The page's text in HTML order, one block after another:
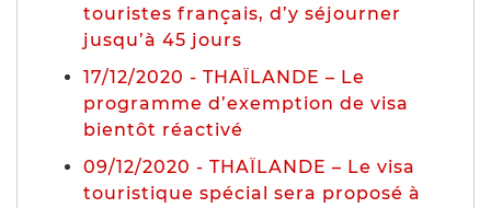
touristes français, d’y séjourner
jusqu’à 45 jours
17/12/2020 - THAÏLANDE – Le
programme d’exemption de visa
bientôt réactivé
09/12/2020 - THAÏLANDE – Le visa
touristique spécial sera proposé à